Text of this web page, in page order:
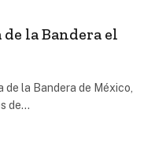
de la Bandera el
la Bandera de México,
de…